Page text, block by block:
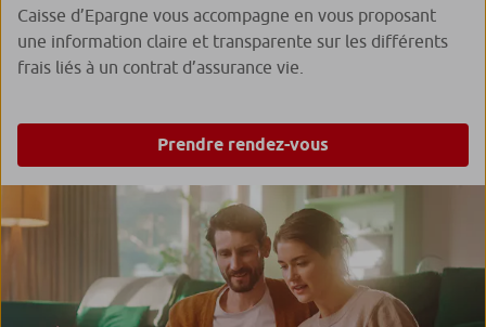
Caisse d’Epargne vous accompagne en vous proposant
une information claire et transparente sur les différents
frais liés à un contrat d’assurance vie.
Prendre rendez-vous